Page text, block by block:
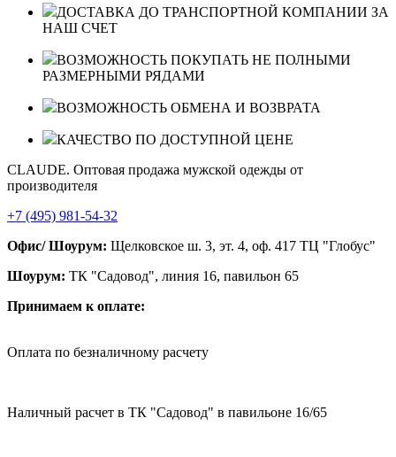
ДОСТАВКА ДО ТРАНСПОРТНОЙ КОМПАНИИ ЗА
НАШ СЧЕТ
ВОЗМОЖНОСТЬ ПОКУПАТЬ НЕ ПОЛНЫМИ
РАЗМЕРНЫМИ РЯДАМИ
ВОЗМОЖНОСТЬ ОБМЕНА И ВОЗВРАТА
КАЧЕСТВО ПО ДОСТУПНОЙ ЦЕНЕ
CLAUDE. Оптовая продажа мужской одежды от
производителя
+7 (495) 981-54-32
Офис/ Шоурум: Щелковское ш. 3, эт. 4, оф. 417 ТЦ "Глобус"
Шоурум: ТК "Садовод", линия 16, павильон 65
Принимаем к оплате:
Оплата по безналичному расчету
Наличный расчет в ТК "Садовод" в павильоне 16/65